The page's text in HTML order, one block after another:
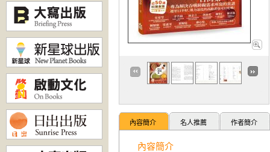
內容簡介 名人推薦 作者簡介
內容簡介